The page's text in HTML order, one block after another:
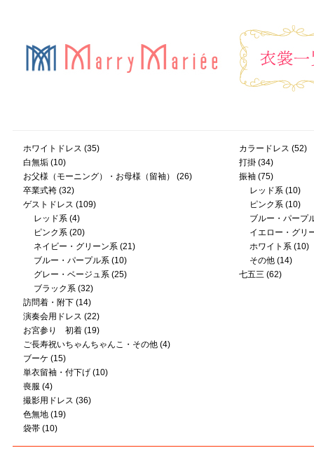
ホワイトドレス (35)
白無垢(10)
お父様（モーニング）・お母様（留袖）
(26)
卒業式袴(32)
ゲストドレス (109)
レッド系(4)
ピンク系(20)
ネイビー・グリーン系(21)
ブルー・パープル系(10)
グレー・ベージュ系(25)
ブラック系(32)
訪問着・附下(14)
演奏会用ドレス (22)
お宮参り 初着(19)
ご長寿祝いちゃんちゃんこ・その他(4)
ブーケ (15)
単衣留袖・付下げ(10)
喪服 (4)
撮影用ドレス (36)
色無地(19)
袋帯(10)
カラードレス (52)
打掛(34)
振袖(75)
レッド系(10)
ピンク系(10)
ブルー・パープ
イエロー・グリ
ホワイト系(10)
その他(14)
七五三 (62)